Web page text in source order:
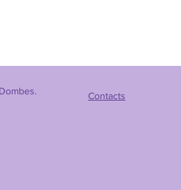
Dombes.
Contacts